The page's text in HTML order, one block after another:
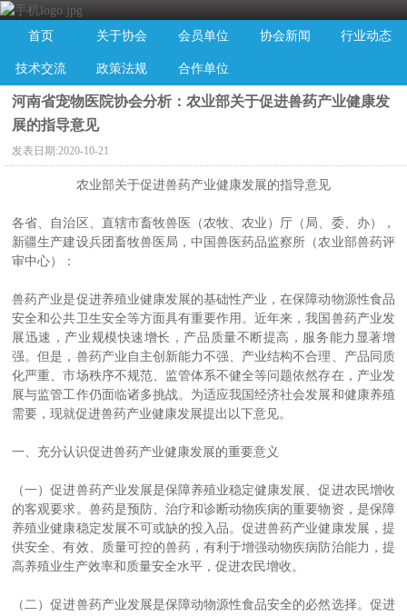
首页 关于协会 会员单位 协会新闻 行业动态
技术交流 政策法规 合作单位
河南省宠物医院协会分析：农业部关于促进兽药产业健康发
展的指导意见
发表日期:2020-10-21
农业部关于促进兽药产业健康发展的指导意见
各省、自治区、直辖市畜牧兽医（农牧、农业）厅（局、委、办），
新疆生产建设兵团畜牧兽医局，中国兽医药品监察所（农业部兽药评
审中心）：
兽药产业是促进养殖业健康发展的基础性产业，在保障动物源性食品
安全和公共卫生安全等方面具有重要作用。近年来，我国兽药产业发
展迅速，产业规模快速增长，产品质量不断提高，服务能力显著增
强。但是，兽药产业自主创新能力不强、产业结构不合理、产品同质
化严重、市场秩序不规范、监管体系不健全等问题依然存在，产业发
展与监管工作仍面临诸多挑战。为适应我国经济社会发展和健康养殖
需要，现就促进兽药产业健康发展提出以下意见。
一、充分认识促进兽药产业健康发展的重要意义
（一）促进兽药产业发展是保障养殖业稳定健康发展、促进农民增收
的客观要求。兽药是预防、治疗和诊断动物疾病的重要物资，是保障
养殖业健康稳定发展不可或缺的投入品。促进兽药产业健康发展，提
供安全、有效、质量可控的兽药，有利于增强动物疾病防治能力，提
高养殖业生产效率和质量安全水平，促进农民增收。
（二）促进兽药产业发展是保障动物源性食品安全的必然选择。促进